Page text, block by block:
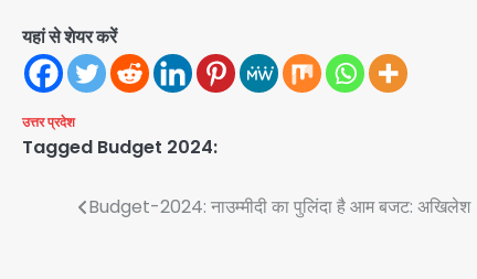
यहां से शेयर करें
उत्तर प्रदेश
Tagged Budget 2024:
Post Budget-2024: नाउम्मीदी का पुलिंदा है आम बजट: अखिलेश